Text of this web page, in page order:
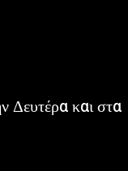
Δευτέρα και στα